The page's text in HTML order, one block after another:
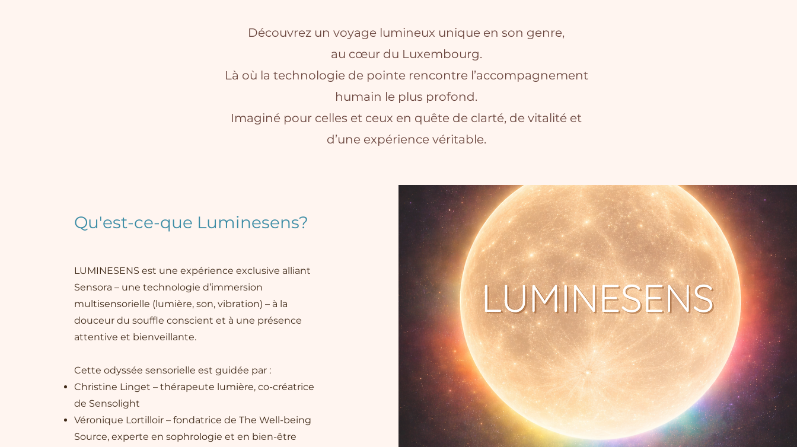
Découvrez un voyage lumineux unique en son genre,
au cœur du Luxembourg.
Là où la technologie de pointe rencontre l’accompagnement
humain le plus profond.
Imaginé pour celles et ceux en quête de clarté, de vitalité et
d’une expérience véritable.
Qu'est-ce-que Luminesens?
LUMINESENS est une expérience exclusive alliant
Sensora – une technologie d’immersion
multisensorielle (lumière, son, vibration) – à la
douceur du souffle conscient et à une présence
attentive et bienveillante.
Cette odyssée sensorielle est guidée par :
Christine Linget – thérapeute lumière, co-créatrice
de Sensolight
Véronique Lortilloir – fondatrice de The Well-being
Source, experte en sophrologie et en bien-être